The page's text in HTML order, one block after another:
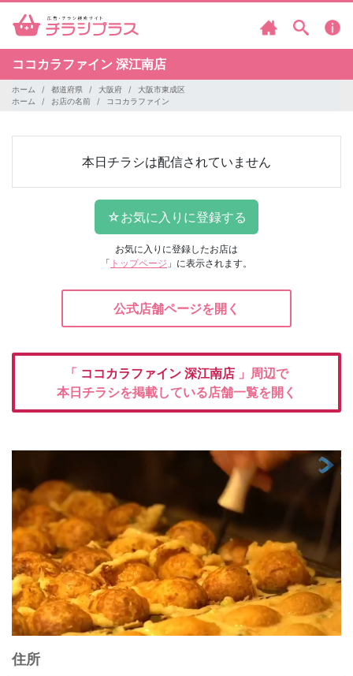
ココカラファイン 深江南店
ホーム 都道府県 大阪府
大阪市東成区
ホーム
お店の名前 ココカラファイン
本日チラシは配信されていません
お気に入りに登録したお店は
「 トップページ 」に表示されます。
公式店舗ページを開く
「 ココカラファイン 深江南店 」周辺で
本日チラシを掲載している店舗一覧を開く
住所